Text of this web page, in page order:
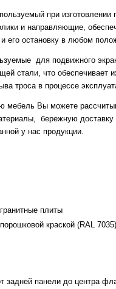
при изготовлении
и направляющие,
его остановку в любом
для подвижного
стали, что обеспечивает
троса в процессе
мебель Вы можете
бережную доставку
у нас продукции.
плиты
краской (RAL
задней панели до центра